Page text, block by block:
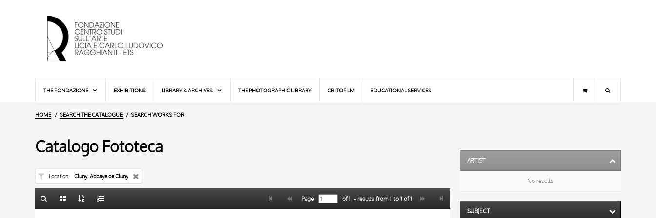
THE FONDAZIONE EXHIBITIONS LIBRARY & ARCHIVES THE PHOTOGRAPHIC LIBRARY CRITOFILM EDUCATIONAL SERVICES
HOME SEARCH THE CATALOGUE SEARCH WORKS FOR
Catalogo Fototeca
Location Cluny, Abbaye de Cluny
Page of1 - results from 1 to 1 of1
TITLE
ARTIST
No results
SUBJECT